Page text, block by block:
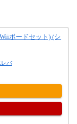
ボードセット) (シ
レバ